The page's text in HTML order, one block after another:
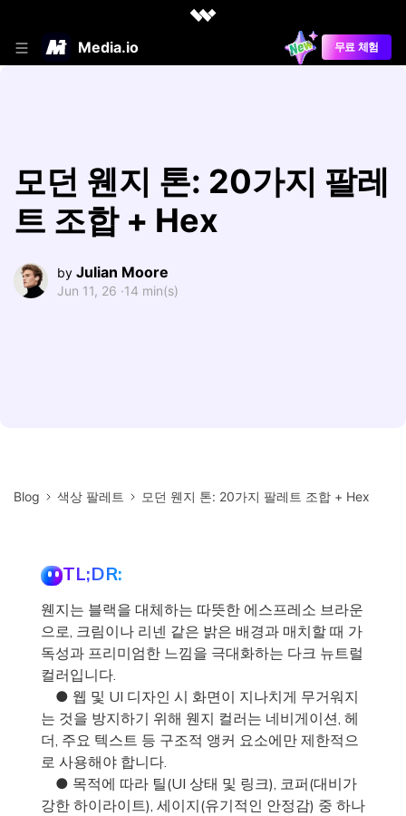
Media.io 무료 체험
모던 웬지 톤: 20가지 팔레
트 조합 + Hex
by Julian Moore
Jun 11, 26 ·14 min(s)
Blog 색상 팔레트 모던 웬지 톤: 20가지 팔레트 조합 + Hex
TL;DR:
웬지는 블랙을 대체하는 따뜻한 에스프레소 브라운
으로, 크림이나 리넨 같은 밝은 배경과 매치할 때 가
독성과 프리미엄한 느낌을 극대화하는 다크 뉴트럴
컬러입니다.
● 웹 및 UI 디자인 시 화면이 지나치게 무거워지
는 것을 방지하기 위해 웬지 컬러는 네비게이션, 헤
더, 주요 텍스트 등 구조적 앵커 요소에만 제한적으
로 사용해야 합니다.
● 목적에 따라 틸(UI 상태 및 링크), 코퍼(대비가
강한 하이라이트), 세이지(유기적인 안정감) 중 하나